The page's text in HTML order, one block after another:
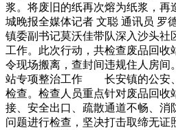
浆。将废旧的纸再次熔为纸浆，再
城晚报全媒体记者 文聪 通讯员
镇委副书记莫沃佳带队深入沙头社
工作。此次行动，共检查废品回收
令现场搬离，查封间违规住人房
站专项整治工作 长安镇的公安
检查。检查人员重点针对废品回收
接、安全出口、疏散通道不畅、消
问题进行检查，坚决打击取缔无证